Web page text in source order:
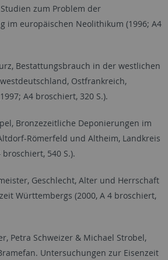
zum Problem der
im europäischen Neolithikum (1996; A4
Bestattungsbrauch in der westlichen
Ostfrankreich,
A4 broschiert, 320 S.).
Bronzezeitliche Deponierungen im
Römerfeld und Altheim, Landkreis
540 S.).
Geschlecht, Alter und Herrschaft
Württembergs (2000, A 4 broschiert,
Petra Schweizer & Michael Strobel,
Untersuchungen zur Eisenzeit